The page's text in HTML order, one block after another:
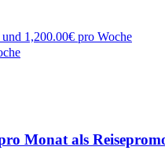
1,200.00€ pro Woche
Monat als